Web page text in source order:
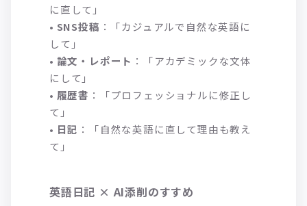
に直して」
• SNS投稿 ：「カジュアルで自然な英語に
して」
• 論文・レポート ：「アカデミックな文体
にして」
• 履歴書 ：「プロフェッショナルに修正し
て」
• 日記 ：「自然な英語に直して理由も教え
て」
英語日記 × AI添削のすすめ